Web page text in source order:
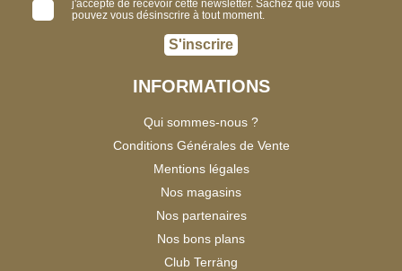
j'accepte de recevoir cette newsletter. Sachez que vous
pouvez vous désinscrire à tout moment.
S'inscrire
INFORMATIONS
Qui sommes-nous ?
Conditions Générales de Vente
Mentions légales
Nos magasins
Nos partenaires
Nos bons plans
Club Terräng